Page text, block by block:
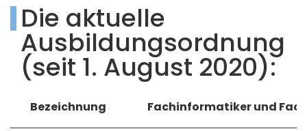
Die aktuelle
Ausbildungsordnung
(seit 1. August 2020):
Bezeichnung Fachinformatiker und